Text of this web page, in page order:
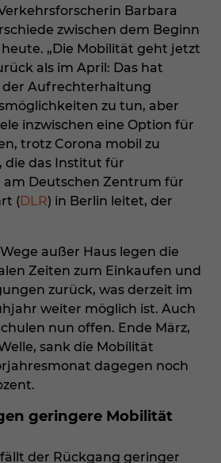
Barbara
zwischen dem Beginn
„Die Mobilität geht jetzt
als im April: Das hat
Aufrechterhaltung
zu tun, aber
inzwischen eine Option für
trotz Corona mobil zu
die das Institut für
am Deutschen Zentrum für
(DLR) in Berlin leitet, der
außer Haus legen die
Zeiten zum Einkaufen und
zurück, was derzeit im
weiter möglich ist. Auch
nun offen. Ende März,
sank die Mobilität
dagegen noch
geringere Mobilität
der Rückgang geringer